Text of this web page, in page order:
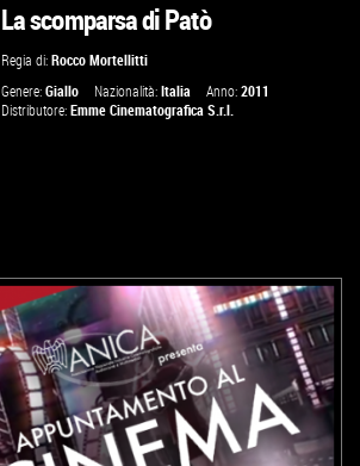
La scomparsa di Patò
Regia di:Rocco Mortellitti
Genere:Giallo Nazionalità:Italia Anno:2011
Distributore:Emme Cinematografica S.r.l.